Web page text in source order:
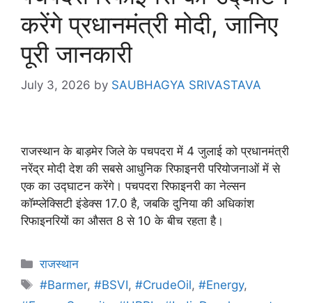
करेंगे प्रधानमंत्री मोदी, जानिए
पूरी जानकारी
July 3, 2026 by SAUBHAGYA SRIVASTAVA
राजस्थान के बाड़मेर जिले के पचपदरा में 4 जुलाई को प्रधानमंत्री
नरेंद्र मोदी देश की सबसे आधुनिक रिफाइनरी परियोजनाओं में से
एक का उद्घाटन करेंगे। पचपदरा रिफाइनरी का नेल्सन
कॉम्प्लेक्सिटी इंडेक्स 17.0 है, जबकि दुनिया की अधिकांश
रिफाइनरियों का औसत 8 से 10 के बीच रहता है।
राजस्थान
#Barmer,#BSVI,#CrudeOil,#Energy,